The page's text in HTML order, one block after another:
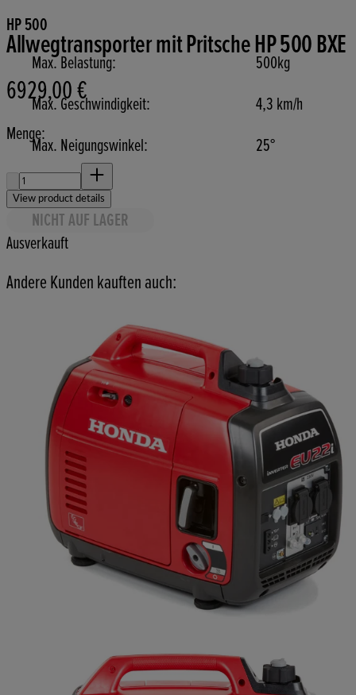
HP 500
Max. Belastung:
500kg
Max. Geschwindigkeit:
4,3 km/h
Max. Neigungswinkel:
25°
Allwegtransporter mit Pritsche HP 500 BXE
Aktueller Preis: 6929,00 €.
6929,00 €
Menge:
Menge:
View product details
NICHT AUF LAGER
Ausverkauft
Andere Kunden kauften auch: